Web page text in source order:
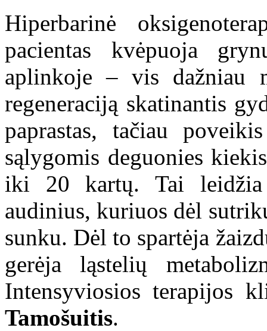
Hiperbarinė
pacientas kvėpuoja
aplinkoje – vis dažniau
regeneraciją skatinantis
paprastas, tačiau
sąlygomis deguonies
iki 20 kartų. Tai leidžia
audinius, kuriuos dėl
sunku. Dėl to spartėja
gerėja ląstelių
Intensyviosios terapijos
Tamošuitis.